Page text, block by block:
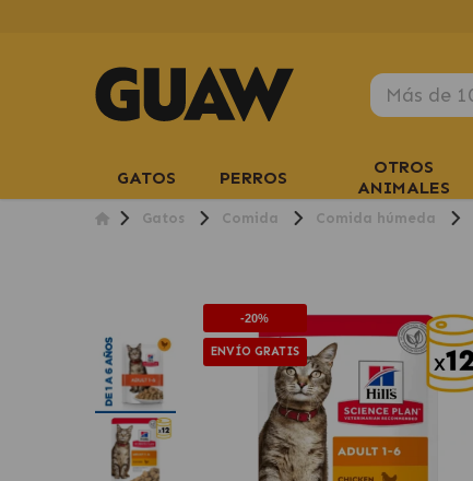
GATOS PERROS
OTROS
ANIMALES
Gatos Comida Comida húmeda
-20%
ENVÍO GRATIS